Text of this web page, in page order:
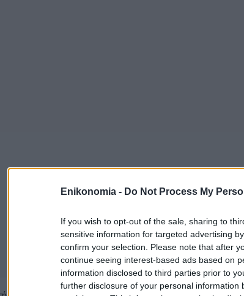
Enikonomia - Do Not Process My
If you wish to opt-out of the sale, sharing to
sensitive information for targeted advertising
confirm your selection. Please note that after
continue seeing interest-based ads based on
information disclosed to third parties prior to
further disclosure of your personal information